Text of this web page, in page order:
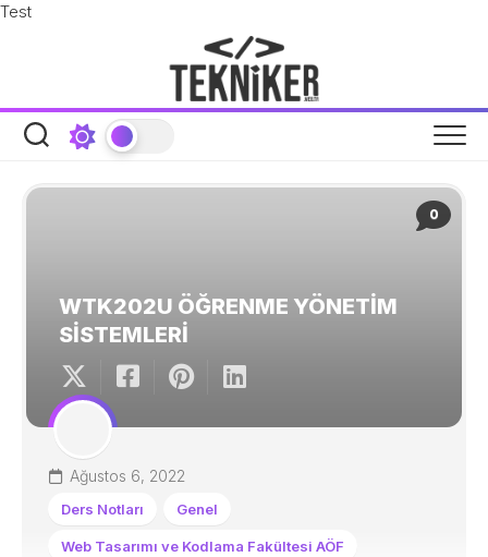
TestSkip
0
WTK202U ÖĞRENME YÖNETİM
SİSTEMLERİ
Ağustos 6, 2022
Ders Notları Genel
Web Tasarımı ve Kodlama Fakültesi AÖF